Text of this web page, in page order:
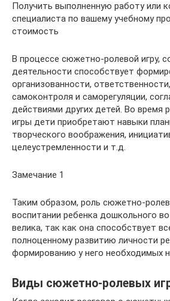
Получить выполненную работу или
специалиста по вашему учебному
стоимость
В процессе сюжетно-ролевой игру,
деятельности способствует
организованности,
самоконтроля и саморегуляции,
действиями других детей. Во время
игры дети приобретают навыки
творческого воображения,
целеустремленности и т.д.
Замечание 1
Таким образом, роль сюжетно-
воспитании ребенка дошкольного
велика, так как она способствует
полноценному развитию личности
формированию у него необходимых
Виды сюжетно-ролевых